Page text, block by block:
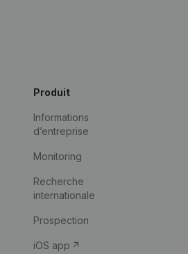
Produit
Informations
d’entreprise
Monitoring
Recherche
internationale
Prospection
iOS app